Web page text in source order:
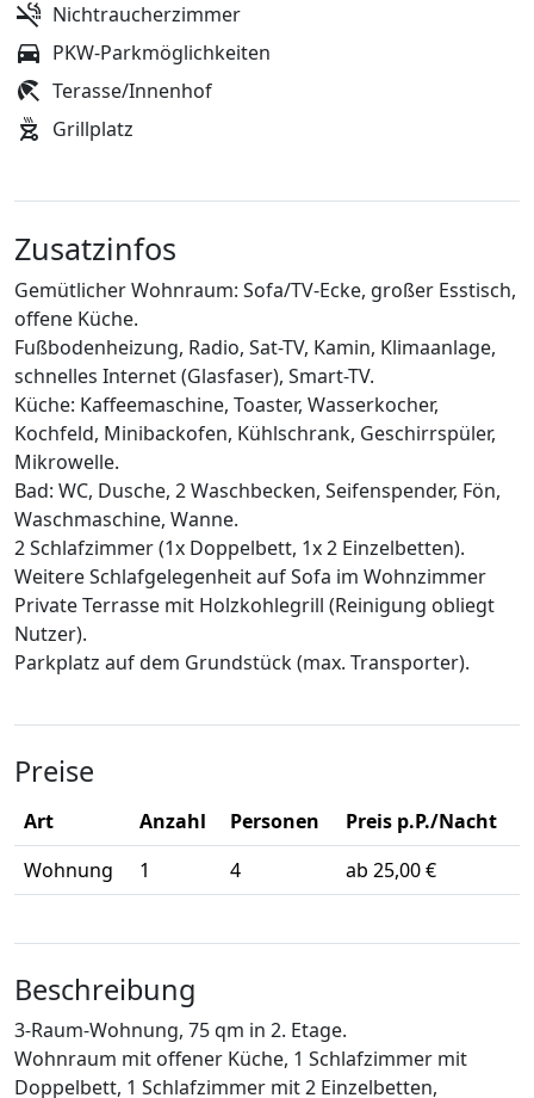
Nichtraucherzimmer
PKW-Parkmöglichkeiten
Terasse/Innenhof
Grillplatz
Zusatzinfos
Gemütlicher Wohnraum: Sofa/TV-Ecke, großer Esstisch,
offene Küche.
Fußbodenheizung, Radio, Sat-TV, Kamin, Klimaanlage,
schnelles Internet (Glasfaser), Smart-TV.
Küche: Kaffeemaschine, Toaster, Wasserkocher,
Kochfeld, Minibackofen, Kühlschrank, Geschirrspüler,
Mikrowelle.
Bad: WC, Dusche, 2 Waschbecken, Seifenspender, Fön,
Waschmaschine, Wanne.
2 Schlafzimmer (1x Doppelbett, 1x 2 Einzelbetten).
Weitere Schlafgelegenheit auf Sofa im Wohnzimmer
Private Terrasse mit Holzkohlegrill (Reinigung obliegt
Nutzer).
Parkplatz auf dem Grundstück (max. Transporter).
Preise
Art Anzahl Personen
Preis p.P./Nacht
Wohnung
1 4 ab 25,00 €
Beschreibung
3-Raum-Wohnung, 75 qm in 2. Etage.
Wohnraum mit offener Küche, 1 Schlafzimmer mit
Doppelbett, 1 Schlafzimmer mit 2 Einzelbetten,